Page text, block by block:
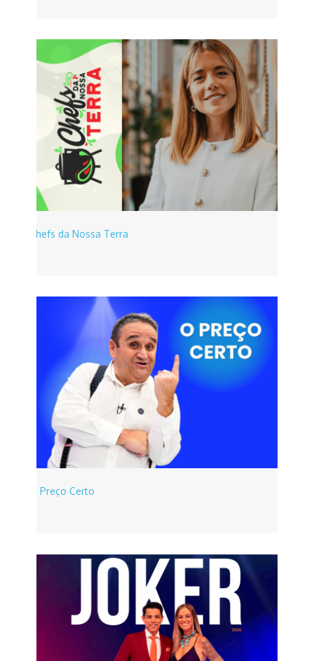
Chefs da Nossa Terra
O Preço Certo